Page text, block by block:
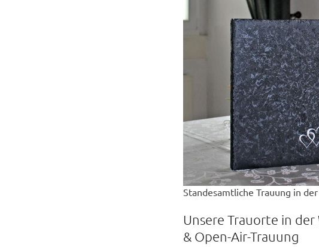
Standesamtliche Trauung in
Unsere Trauorte in
& Open-Air-Trauung